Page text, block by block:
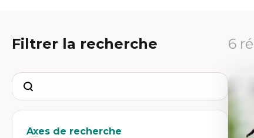
Filtrer la recherche
Search
Axes de recherche
6